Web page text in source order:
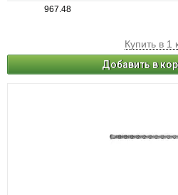
967.48
Купить в 1
Добавить в